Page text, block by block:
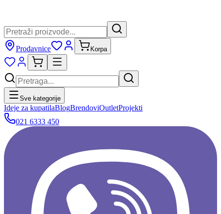
Prodavnice Korpa
Sve kategorije
Ideje za kupatilaBlogBrendoviOutletProjekti
021 6333 450